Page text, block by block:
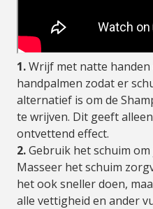
1.Wrijf met natte handen
handpalmen zodat er
alternatief is om de
te wrijven. Dit geeft
ontvettend effect.
2.Gebruik het schuim
Masseer het schuim
het ook sneller doen,
alle vettigheid en ander